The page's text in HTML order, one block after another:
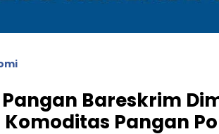
Bareskrim
Pangan